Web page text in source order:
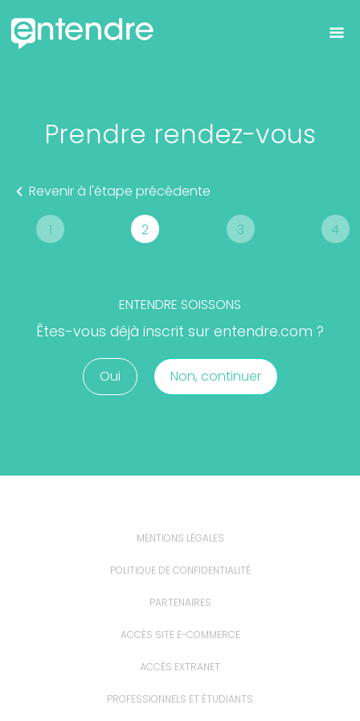
Prendre rendez-vous
Revenir à l'étape précédente
1 2 3 4
ENTENDRE SOISSONS
Êtes-vous déjà inscrit sur entendre.com ?
Oui Non, continuer
MENTIONS LÉGALES
POLITIQUE DE CONFIDENTIALITÉ
PARTENAIRES
ACCÈS SITE E-COMMERCE
ACCÈS EXTRANET
PROFESSIONNELS ET ÉTUDIANTS